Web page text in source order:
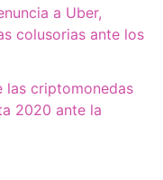
a Uber,
colusorias ante los
las criptomonedas
2020 ante la